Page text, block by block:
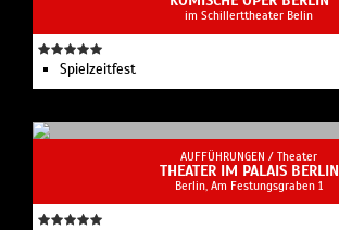
im Schillerttheater Belin
Spielzeit­fest
AUFFÜHRUNGEN / Theater
THEATER IM PALAIS BERLIN
Berlin, Am Festungsgraben 1